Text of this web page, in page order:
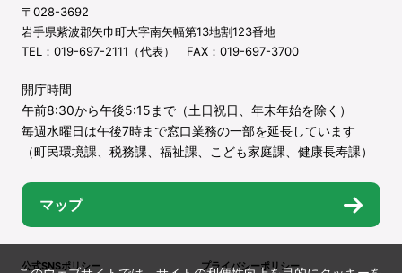
〒028-3692
岩手県紫波郡矢巾町大字南矢幅第13地割123番地
TEL：019-697-2111（代表） FAX：019-697-3700
開庁時間
午前8:30から午後5:15まで（土日祝日、年末年始を除く）
毎週水曜日は午後7時まで窓口業務の一部を延長しています
（町民環境課、税務課、福祉課、こども家庭課、健康長寿課）
マップ
公式SNSポリシー プライバシーポリシー